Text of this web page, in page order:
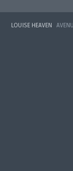
LOUISE HEAVEN